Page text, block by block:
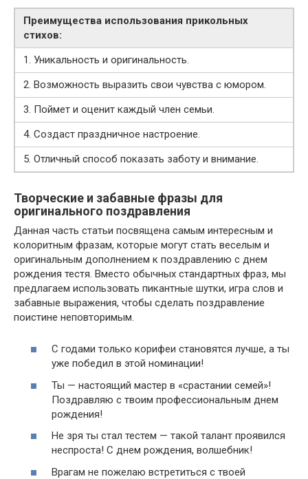
Преимущества использования прикольных
стихов:
1. Уникальность и оригинальность.
2. Возможность выразить свои чувства с юмором.
3. Поймет и оценит каждый член семьи.
4. Создаст праздничное настроение.
5. Отличный способ показать заботу и внимание.
Творческие и забавные фразы для
оригинального поздравления
Данная часть статьи посвящена самым интересным и
колоритным фразам, которые могут стать веселым и
оригинальным дополнением к поздравлению с днем
рождения тестя. Вместо обычных стандартных фраз, мы
предлагаем использовать пикантные шутки, игра слов и
забавные выражения, чтобы сделать поздравление
поистине неповторимым.
С годами только корифеи становятся лучше, а ты
уже победил в этой номинации!
Ты — настоящий мастер в «срастании семей»!
Поздравляю с твоим профессиональным днем
рождения!
Не зря ты стал тестем — такой талант проявился
неспроста! С днем рождения, волшебник!
Врагам не пожелаю встретиться с твоей